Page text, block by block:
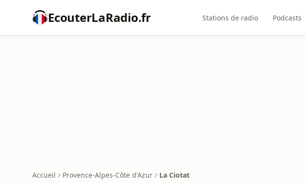
EcouterLaRadio.fr Stations de radio Podcasts
Accueil Provence-Alpes-Côte d'Azur La Ciotat